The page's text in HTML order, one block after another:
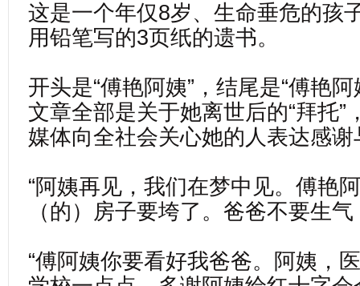
这是一个年仅8岁、生命垂危的孩
用铅笔写的3页纸的遗书。
开头是“傅艳阿姨”，结尾是“傅艳
文章全部是关于她离世后的“拜托”
媒体向全社会关心她的人表达感谢
“阿姨再见，我们在梦中见。傅艳
（的）房子要垮了。爸爸不要生
“傅阿姨你要看好我爸爸。阿姨，